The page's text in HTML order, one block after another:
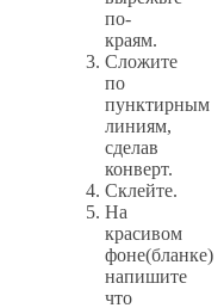
по-
краям.
Сложите
по
пунктирным
линиям,
сделав
конверт.
Склейте.
На
красивом
фоне(бланке)
напишите
что